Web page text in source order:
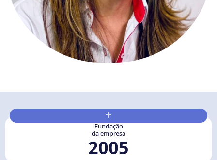
+
Fundação
da empresa
2005